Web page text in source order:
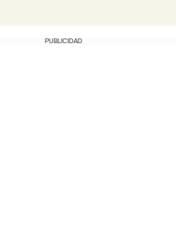
PUBLICIDAD